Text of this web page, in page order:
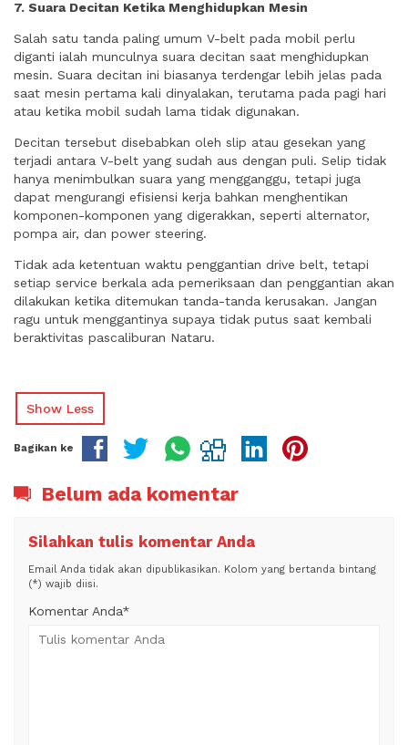
7. Suara Decitan Ketika Menghidupkan Mesin
Salah satu tanda paling umum V-belt pada mobil perlu
diganti ialah munculnya suara decitan saat menghidupkan
mesin. Suara decitan ini biasanya terdengar lebih jelas pada
saat mesin pertama kali dinyalakan, terutama pada pagi hari
atau ketika mobil sudah lama tidak digunakan.
Decitan tersebut disebabkan oleh slip atau gesekan yang
terjadi antara V-belt yang sudah aus dengan puli. Selip tidak
hanya menimbulkan suara yang mengganggu, tetapi juga
dapat mengurangi efisiensi kerja bahkan menghentikan
komponen-komponen yang digerakkan, seperti alternator,
pompa air, dan power steering.
Tidak ada ketentuan waktu penggantian drive belt, tetapi
setiap service berkala ada pemeriksaan dan penggantian akan
dilakukan ketika ditemukan tanda-tanda kerusakan. Jangan
ragu untuk menggantinya supaya tidak putus saat kembali
beraktivitas pascaliburan Nataru.
Show Less
Bagikan ke
Belum ada komentar
Silahkan tulis komentar Anda
Email Anda tidak akan dipublikasikan. Kolom yang bertanda bintang
(*) wajib diisi.
Komentar Anda*